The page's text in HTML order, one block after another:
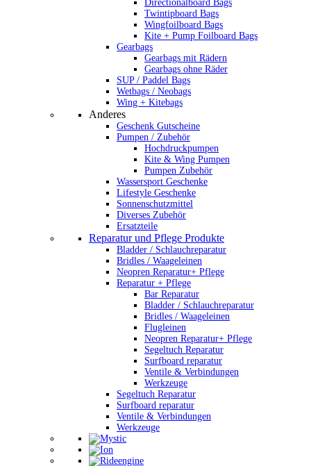
Directionalboard Bags
Twintipboard Bags
Wingfoilboard Bags
Kite + Pump Foilboard Bags
Gearbags
Gearbags mit Rädern
Gearbags ohne Räder
SUP / Paddel Bags
Wetbags / Neobags
Wing + Kitebags
Anderes
Geschenk Gutscheine
Pumpen / Zubehör
Hochdruckpumpen
Kite & Wing Pumpen
Pumpen Zubehör
Wassersport Geschenke
Lifestyle Geschenke
Sonnenschutzmittel
Diverses Zubehör
Ersatzteile
Reparatur und Pflege Produkte
Bladder / Schlauchreparatur
Bridles / Waageleinen
Neopren Reparatur+ Pflege
Reparatur + Pflege
Bar Reparatur
Bladder / Schlauchreparatur
Bridles / Waageleinen
Flugleinen
Neopren Reparatur+ Pflege
Segeltuch Reparatur
Surfboard reparatur
Ventile & Verbindungen
Werkzeuge
Segeltuch Reparatur
Surfboard reparatur
Ventile & Verbindungen
Werkzeuge